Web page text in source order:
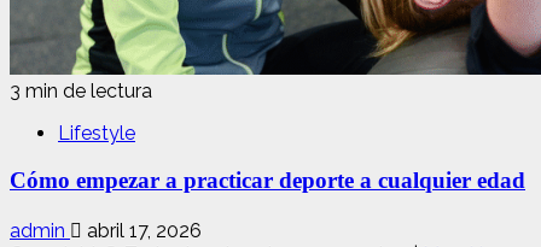
3 min de lectura
Lifestyle
Cómo empezar a practicar deporte a cualquier edad
admin
abril 17, 2026